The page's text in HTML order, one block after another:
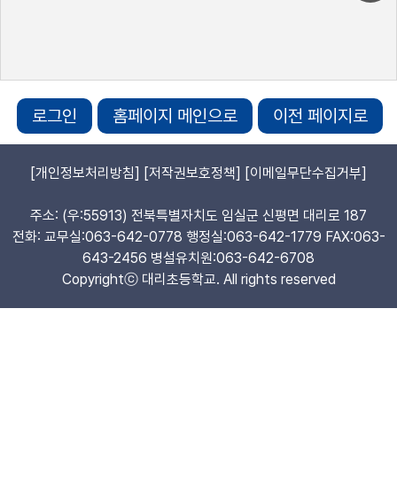
로그인 홈페이지 메인으로 이전 페이지로
[개인정보처리방침] [저작권보호정책] [이메일무단수집거부]
주소: (우:55913) 전북특별자치도 임실군 신평면 대리로 187
전화: 교무실:063-642-0778 행정실:063-642-1779 FAX:063-
643-2456 병설유치원:063-642-6708
Copyrightⓒ 대리초등학교. All rights reserved